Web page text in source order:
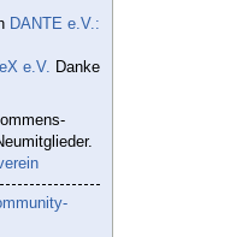
DANTE e.V.:
e.V. Danke